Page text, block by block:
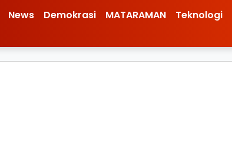
News Demokrasi MATARAMAN Teknologi